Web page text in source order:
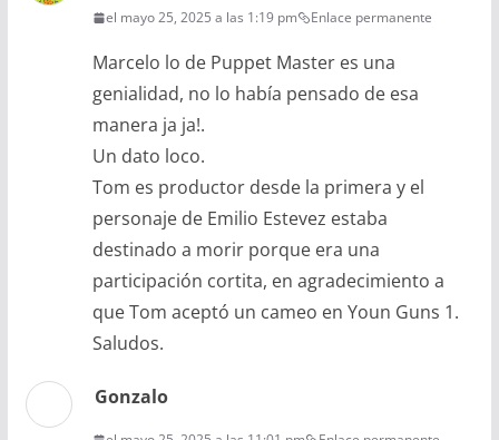
el mayo 25, 2025 a las 1:19 pm Enlace permanente
Marcelo lo de Puppet Master es una
genialidad, no lo había pensado de esa
manera ja ja!.
Un dato loco.
Tom es productor desde la primera y el
personaje de Emilio Estevez estaba
destinado a morir porque era una
participación cortita, en agradecimiento a
que Tom aceptó un cameo en Youn Guns 1.
Saludos.
Gonzalo